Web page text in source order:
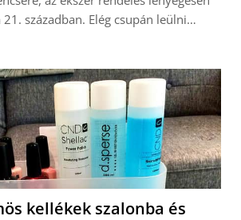
21. században. Elég csupán leülni…
kellékek szalonba és